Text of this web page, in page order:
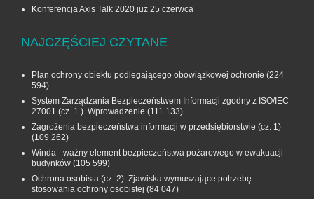
Konferencja Axis Talk 2020 już 25 czerwca
NAJCZĘŚCIEJ CZYTANE
Plan ochrony obiektu podlegającego obowiązkowej ochronie (224
594)
System Zarządzania Bezpieczeństwem Informacji zgodny z ISO/IEC
27001 (cz. 1.). Wprowadzenie (111 133)
Zagrożenia bezpieczeństwa informacji w przedsiębiorstwie (cz. 1)
(109 262)
Winda - ważny element bezpieczeństwa pożarowego w ewakuacji
budynków (105 599)
Ochrona osobista (cz. 2). Zjawiska wymuszające potrzebę
stosowania ochrony osobistej (84 047)